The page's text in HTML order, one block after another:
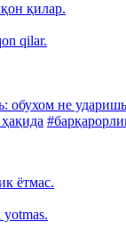
қилар.
qilar.
обухом не
ётмас.